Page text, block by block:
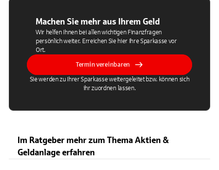
Machen Sie mehr aus Ihrem Geld
Wir helfen Ihnen bei allen wichtigen Finanzfragen
persönlich weiter. Erreichen Sie hier Ihre Sparkasse vor
Ort.
Termin vereinbaren
Sie werden zu Ihrer Sparkasse weitergeleitet bzw. können sich
ihr zuordnen lassen.
Im Ratgeber mehr zum Thema Aktien &
Geldanlage erfahren